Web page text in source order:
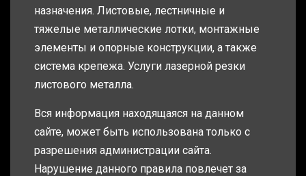
назначения. Листовые, лестничные и
тяжелые металлические лотки, монтажные
элементы и опорные конструкции, а также
система крепежа. Услуги лазерной резки
листового металла.
Вся информация находящаяся на данном
сайте, может быть использована только с
разрешения администрации сайта.
Нарушение данного правила повлечет за